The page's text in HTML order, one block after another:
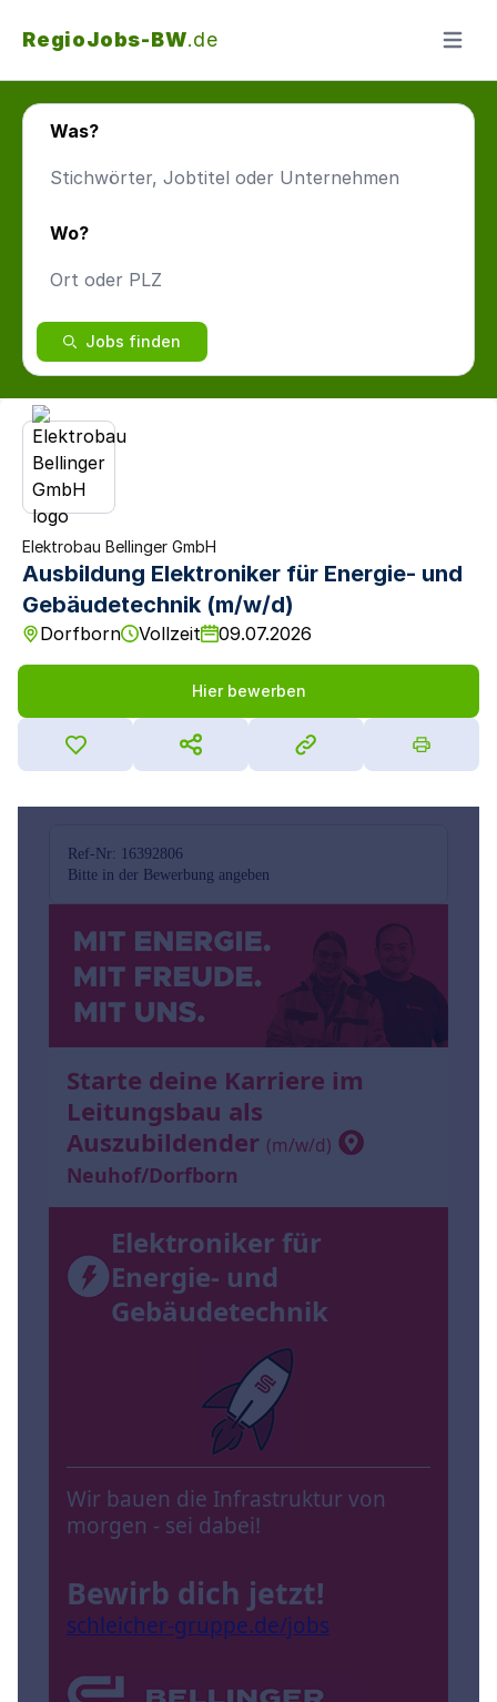
RegioJobs-BW.de Menü
Was?
Wo?
Jobs finden
Elektrobau Bellinger GmbH
Ausbildung Elektroniker für Energie- und
Gebäudetechnik (m/w/d)
Dorfborn Vollzeit 09.07.2026
Hier bewerben